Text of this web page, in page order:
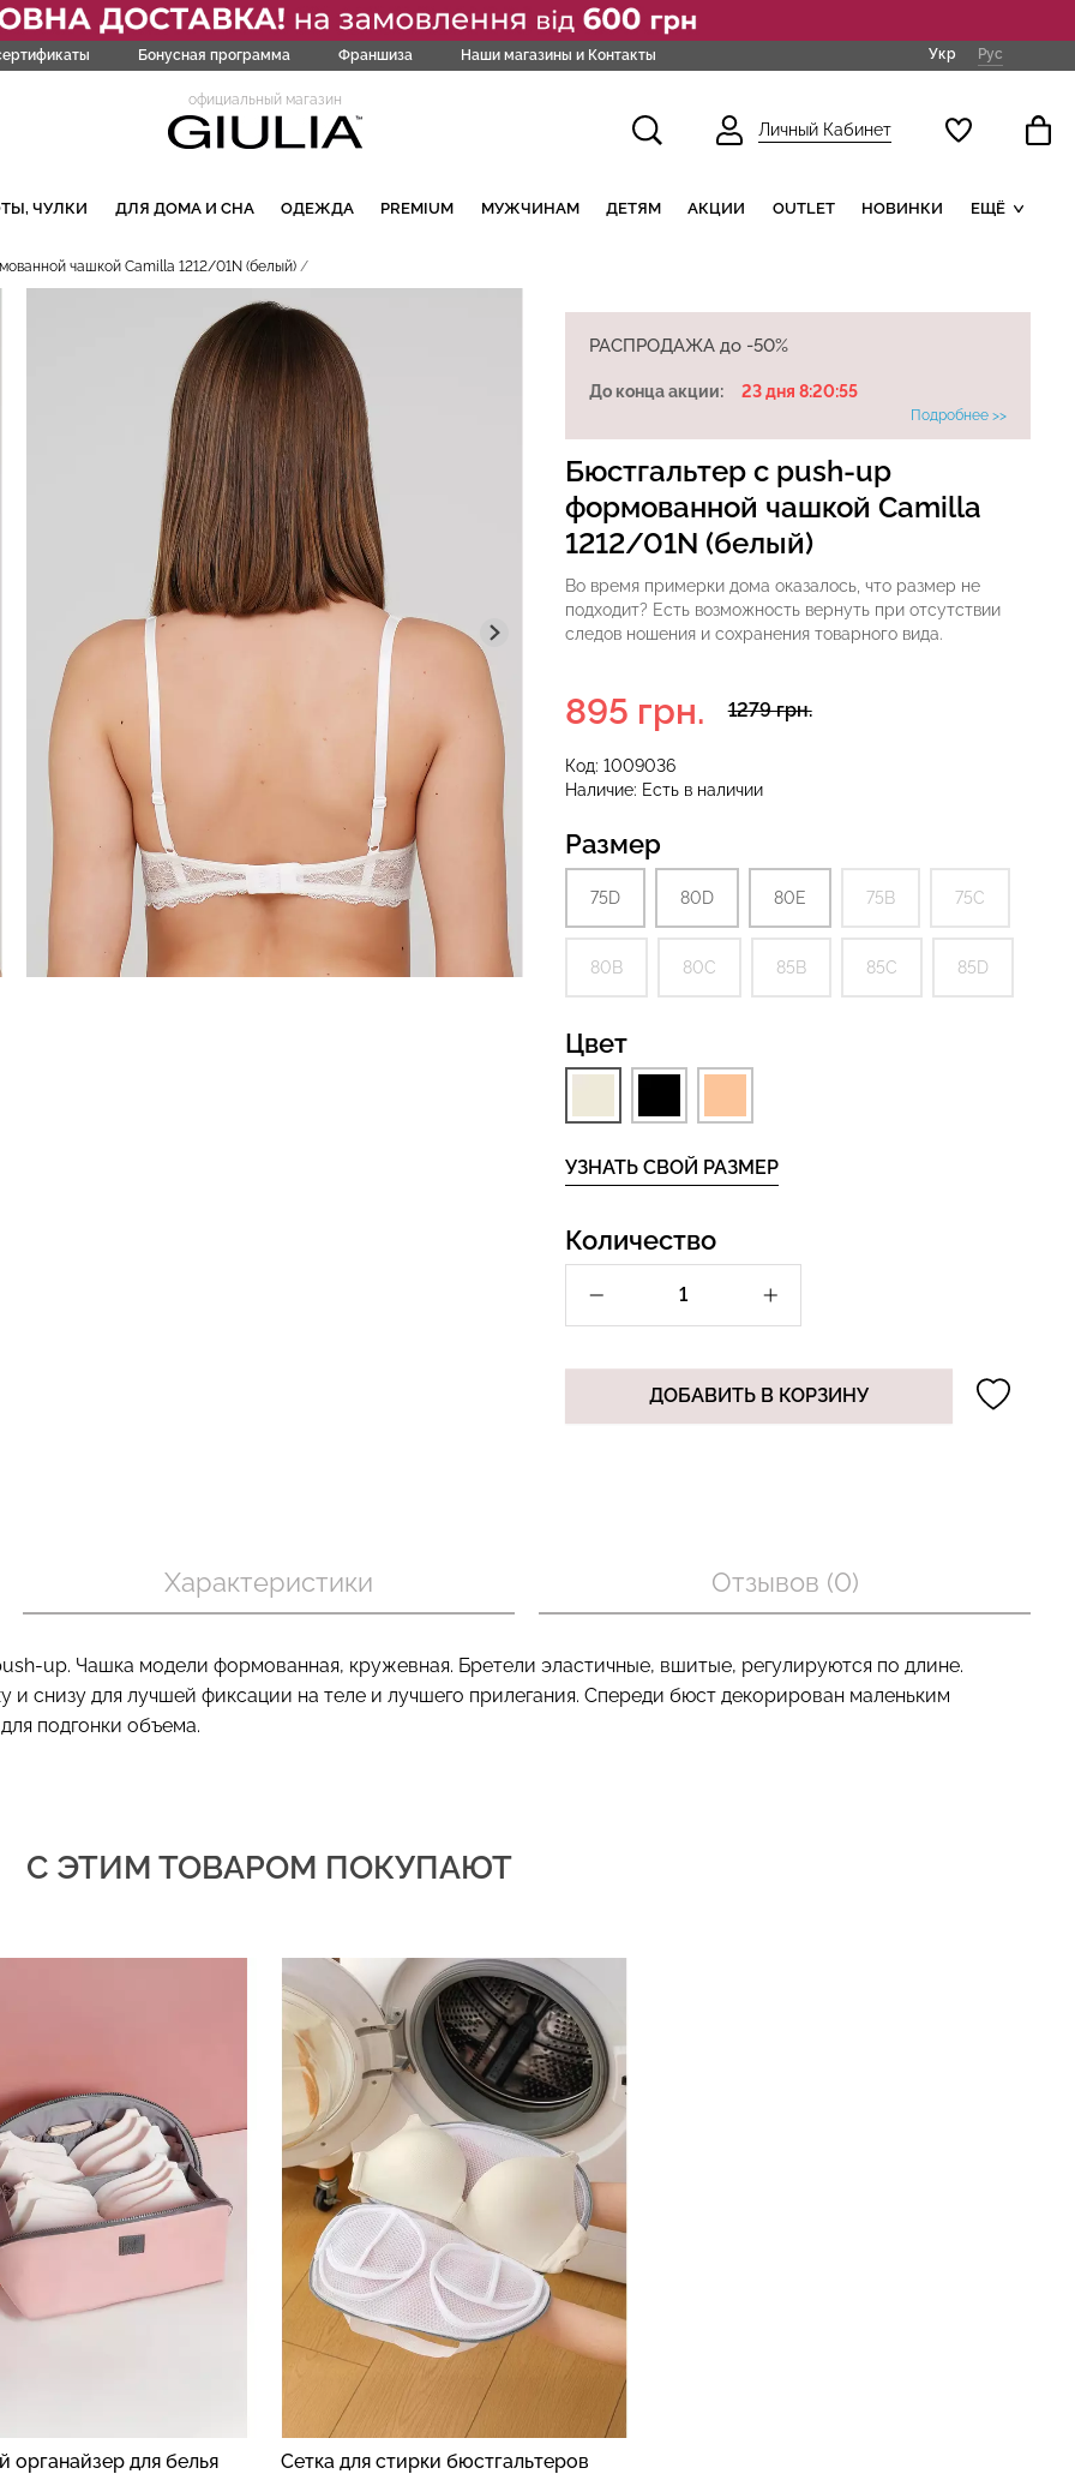
Бонусная программа Франшиза Наши магазины и Контакты Укр Рус
официальный магазин
Личный Кабинет
ЧУЛКИ ДЛЯ ДОМА И СНА ОДЕЖДА PREMIUM МУЖЧИНАМ ДЕТЯМ АКЦИИ OUTLET НОВИНКИ ЕЩЁ
чашкой Camilla 1212/01N (белый)
РАСПРОДАЖА до -50%
До конца акции: 23 дня 8:20:54
Подробнее >>
Бюстгальтер с push-up
формованной чашкой Camilla
1212/01N (белый)
Во время примерки дома оказалось, что размер не
подходит? Есть возможность вернуть при отсутствии
следов ношения и сохранения товарного вида.
Код: 1009036
Наличие: Есть в наличии
1279 грн.
895 грн.
Размер
75D 80D 80E 75B 75C
80В 80С 85В 85С 85D
Цвет
УЗНАТЬ СВОЙ РАЗМЕР
Количество
ДОБАВИТЬ В КОРЗИНУ
Характеристики Отзывов (0)
up. Чашка модели формованная, кружевная. Бретели эластичные, вшитые, регулируются по длине.
снизу для лучшей фиксации на теле и лучшего прилегания. Спереди бюст декорирован маленьким
подгонки объема.
С ЭТИМ ТОВАРОМ ПОКУПАЮТ
для белья Сетка для стирки бюстгальтеров
Велосипедки с высокой
талией TRACKS 01 (черный)
Giulia
549 грн.
Бесшовные леггинсы
LEGGINGS (черный) Giulia
482 грн. 689 грн.
Бесшовные стринги STRING
Бесшовный топ с легкой
SHAPEWEAR nude (бежевый)
Велосипедки с пуш-ап
TRACKS SHAPE black
(черный) Giulia
454 грн.649 грн.